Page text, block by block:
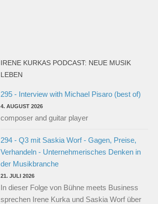
IRENE KURKAS PODCAST: NEUE MUSIK
LEBEN
295 - Interview with Michael Pisaro (best of)
4. AUGUST 2026
composer and guitar player
294 - Q3 mit Saskia Worf - Gagen, Preise,
Verhandeln - Unternehmerisches Denken in
der Musikbranche
21. JULI 2026
In dieser Folge von Bühne meets Business
sprechen Irene Kurka und Saskia Worf über